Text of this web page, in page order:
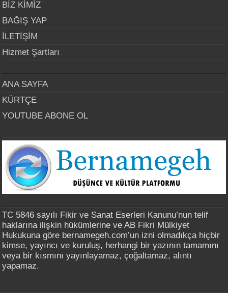
BİZ KİMİZ
BAĞIŞ YAP
İLETİŞİM
Hizmet Şartları
ANA SAYFA
KÜRTÇE
YOUTUBE ABONE OL
TC 5846 sayılı Fikir ve Sanat Eserleri Kanunu’nun telif
haklarına ilişkin hükümlerine ve AB Fikri Mülkiyet
Hukukuna göre bernamegeh.com’un izni olmadıkça hiçbir
kimse, yayıncı ve kuruluş, herhangi bir yazının tamamını
veya bir kısmını yayınlayamaz, çoğaltamaz, alıntı
yapamaz.